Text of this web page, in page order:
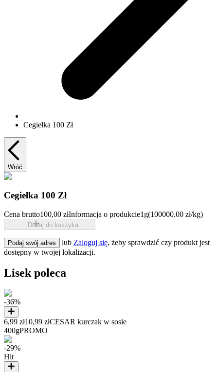
Cegiełka 100 Zł
Wróć
Cegiełka 100 Zł
Cena brutto100,00 złInformacja o produkcie1g(100000.00 zł/kg)
Dodaj do koszyka
Podaj swój adres lub Zaloguj się, żeby sprawdzić czy produkt jest
dostępny w twojej lokalizacji.
Lisek poleca
-36%
6,99 zł10,99 złCESAR kurczak w sosie
400gPROMO
-29%
Hit